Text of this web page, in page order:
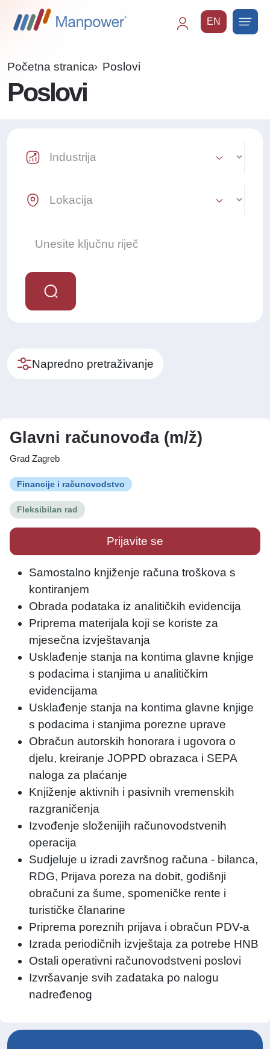
EN
Početna stranica Poslovi
Poslovi
Industry Select
Location Select
Napredno pretraživanje
Glavni računovođa (m/ž)
Grad Zagreb
Financije i računovodstvo
Fleksibilan rad
Prijavite se
Samostalno knjiženje računa troškova s
kontiranjem
Obrada podataka iz analitičkih evidencija
Priprema materijala koji se koriste za
mjesečna izvještavanja
Usklađenje stanja na kontima glavne knjige
s podacima i stanjima u analitičkim
evidencijama
Usklađenje stanja na kontima glavne knjige
s podacima i stanjima porezne uprave
Obračun autorskih honorara i ugovora o
djelu, kreiranje JOPPD obrazaca i SEPA
naloga za plaćanje
Knjiženje aktivnih i pasivnih vremenskih
razgraničenja
Izvođenje složenijih računovodstvenih
operacija
Sudjeluje u izradi završnog računa - bilanca,
RDG, Prijava poreza na dobit, godišnji
obračuni za šume, spomeničke rente i
turističke članarine
Priprema poreznih prijava i obračun PDV-a
Izrada periodičnih izvještaja za potrebe HNB
Ostali operativni računovodstveni poslovi
Izvršavanje svih zadataka po nalogu
nadređenog